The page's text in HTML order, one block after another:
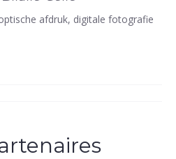
afdruk, digitale fotografie